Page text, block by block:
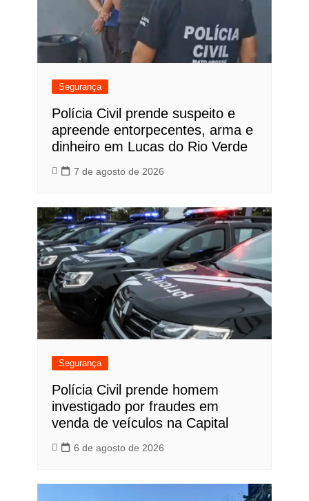
Segurança
Polícia Civil prende suspeito e
apreende entorpecentes, arma e
dinheiro em Lucas do Rio Verde
7 de agosto de 2026
Segurança
Polícia Civil prende homem
investigado por fraudes em
venda de veículos na Capital
6 de agosto de 2026